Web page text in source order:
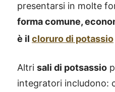
presentarsi in molte
forma comune,
è il cloruro di potassio
Altri sali di potsassio
integratori includono: